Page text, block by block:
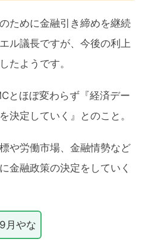
ために金融引き締めを継続
ル議長ですが、今後の利上
たようです。
とほぼ変わらず『経済デー
決定していく』とのこと。
や労働市場、金融情勢など
金融政策の決定をしていく
月やな